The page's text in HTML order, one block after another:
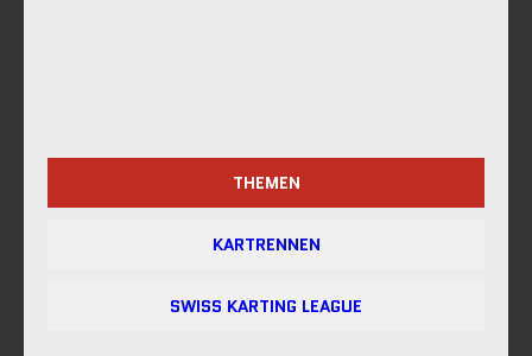
THEMEN
KARTRENNEN
SWISS KARTING LEAGUE